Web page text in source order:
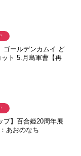
ゴールデンカムイ ど
ト 5.月島軍曹【再
プ】百合姫20周年展
あおのなち